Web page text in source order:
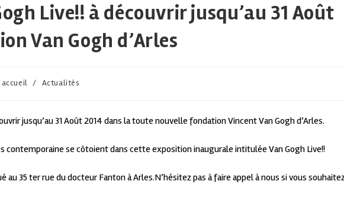
Live!! à découvrir jusqu’au 31 Août
Van Gogh d’Arles
accueil / Actualités
jusqu’au 31 Août 2014 dans la toute nouvelle fondation Vincent Van Gogh d’Arles.
contemporaine se côtoient dans cette exposition inaugurale intitulée Van Gogh Live!!
au 35 ter rue du docteur Fanton à Arles.N’hésitez pas à faire appel à nous si vous